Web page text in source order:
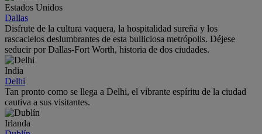
Estados Unidos
Dallas
Disfrute de la cultura vaquera, la hospitalidad sureña y los
rascacielos deslumbrantes de esta bulliciosa metrópolis. Déjese
seducir por Dallas-Fort Worth, historia de dos ciudades.
India
Delhi
Tan pronto como se llega a Delhi, el vibrante espíritu de la ciudad
cautiva a sus visitantes.
Irlanda